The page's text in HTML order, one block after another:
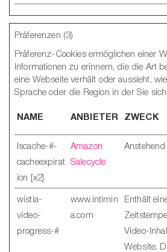
Präferenzen (3)
Präferenz-Cookies ermöglichen einer
Informationen zu erinnern, die die Art
eine Webseite verhält oder aussieht,
Sprache oder die Region in der Sie
NAME ANBIETER ZWECK
lscache-#-
cacheexpirat
ion [x2]
Amazon
Salecycle
Anstehend
wistia-
video-
progress-#
www.intimin
a.com
Enthält
Video-
Website.